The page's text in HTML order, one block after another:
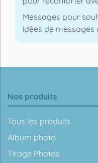
Messages pour
idées de messages
Nos produits
Tous les produits
Album photo
Tirage Photos